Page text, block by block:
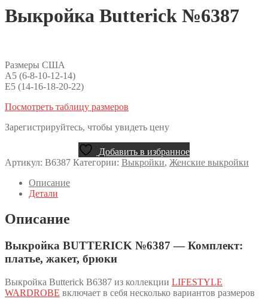
Выкройка Butterick №6387
Размеры США
A5 (6-8-10-12-14)
E5 (14-16-18-20-22)
Посмотреть таблицу размеров
Зарегистрируйтесь, чтобы увидеть цену
Добавить в избранное
Артикул: B6387 Категории: Выкройки, Женские выкройки
Описание
Детали
Описание
Выкройка BUTTERICK №6387 — Комплект:
платье, жакет, брюки
Выкройка Butterick B6387 из коллекции LIFESTYLE
WARDROBE включает в себя несколько вариантов размеров